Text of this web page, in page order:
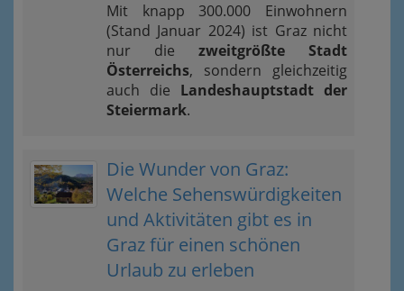
Mit knapp 300.000 Einwohnern
(Stand Januar 2024) ist Graz nicht
nur die zweitgrößte Stadt
Österreichs, sondern gleichzeitig
auch die Landeshauptstadt der
Steiermark.
Die Wunder von Graz:
Welche Sehenswürdigkeiten
und Aktivitäten gibt es in
Graz für einen schönen
Urlaub zu erleben